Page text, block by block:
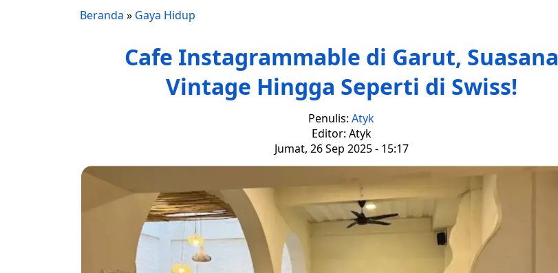
Beranda » Gaya Hidup
Cafe Instagrammable di Garut, Suasana
Vintage Hingga Seperti di Swiss!
Penulis: Atyk
Editor: Atyk
Jumat, 26 Sep 2025 - 15:17